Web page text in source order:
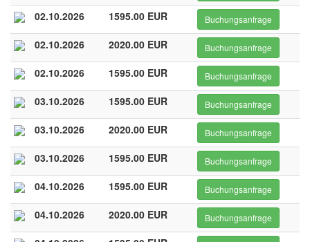
02.10.2026 1595.00 EUR Buchungsanfrage
02.10.2026 2020.00 EUR Buchungsanfrage
02.10.2026 1595.00 EUR Buchungsanfrage
03.10.2026 1595.00 EUR Buchungsanfrage
03.10.2026 2020.00 EUR Buchungsanfrage
03.10.2026 1595.00 EUR Buchungsanfrage
04.10.2026 1595.00 EUR Buchungsanfrage
04.10.2026 2020.00 EUR Buchungsanfrage